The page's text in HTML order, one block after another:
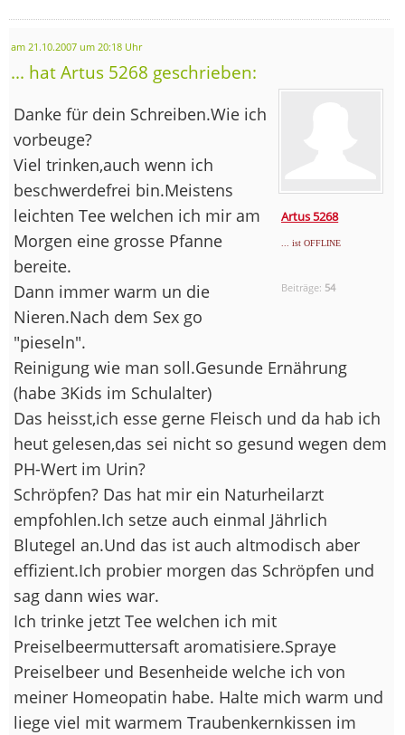
am 21.10.2007 um 20:18 Uhr
... hat Artus 5268 geschrieben:
Artus 5268
... ist OFFLINE
Beiträge: 54
Danke für dein Schreiben.Wie ich
vorbeuge?
Viel trinken,auch wenn ich
beschwerdefrei bin.Meistens
leichten Tee welchen ich mir am
Morgen eine grosse Pfanne
bereite.
Dann immer warm un die
Nieren.Nach dem Sex go
"pieseln".
Reinigung wie man soll.Gesunde Ernährung
(habe 3Kids im Schulalter)
Das heisst,ich esse gerne Fleisch und da hab ich
heut gelesen,das sei nicht so gesund wegen dem
PH-Wert im Urin?
Schröpfen? Das hat mir ein Naturheilarzt
empfohlen.Ich setze auch einmal Jährlich
Blutegel an.Und das ist auch altmodisch aber
effizient.Ich probier morgen das Schröpfen und
sag dann wies war.
Ich trinke jetzt Tee welchen ich mit
Preiselbeermuttersaft aromatisiere.Spraye
Preiselbeer und Besenheide welche ich von
meiner Homeopatin habe. Halte mich warm und
liege viel mit warmem Traubenkernkissen im